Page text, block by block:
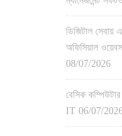
ডিজিটাল সেবায়
অফিসিয়াল
08/07/2026
বেসিক
IT 06/07/